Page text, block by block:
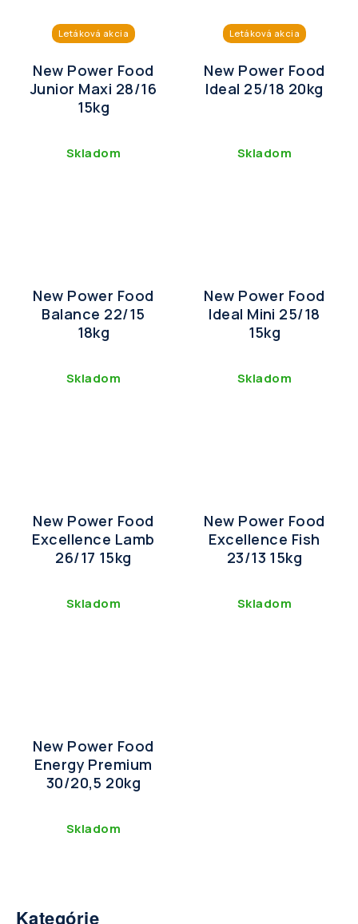
Letáková akcia
New Power Food
Junior Maxi 28/16
15kg
Skladom
Letáková akcia
New Power Food
Ideal 25/18 20kg
Skladom
New Power Food
Balance 22/15
18kg
Skladom
New Power Food
Ideal Mini 25/18
15kg
Skladom
New Power Food
Excellence Lamb
26/17 15kg
Skladom
New Power Food
Excellence Fish
23/13 15kg
Skladom
New Power Food
Energy Premium
30/20,5 20kg
Skladom
Kategórie